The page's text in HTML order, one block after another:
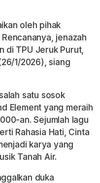
oleh pihak
Rencananya, jenazah
di TPU Jeruk Purut,
1/2026), siang
satu sosok
Element yang meraih
an. Sejumlah lagu
Rahasia Hati, Cinta
karya yang
Tanah Air.
duka